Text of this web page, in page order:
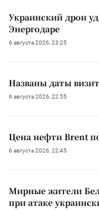
Украинский дрон
Энергодаре
6 августа 2026, 23:25
Названы даты
6 августа 2026, 22:55
Цена нефти Brent
6 августа 2026, 22:45
Мирные жители
при атаке